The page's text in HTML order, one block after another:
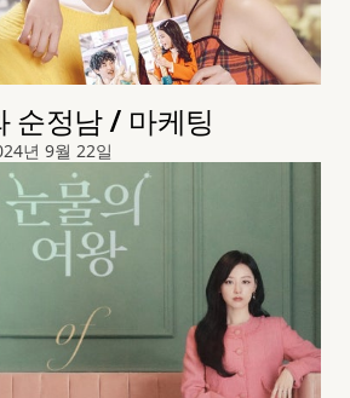
순정남 / 마케팅
년 9월 22일